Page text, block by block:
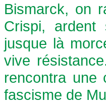
Bismarck, on
Crispi, ardent
jusque là
vive
rencontra une
fascisme de